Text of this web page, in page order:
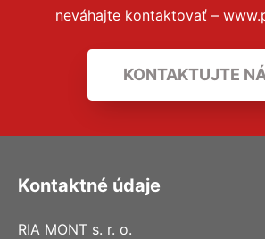
neváhajte kontaktovať –
KONTAKTUJTE
Kontaktné údaje
RIA MONT s. r. o.